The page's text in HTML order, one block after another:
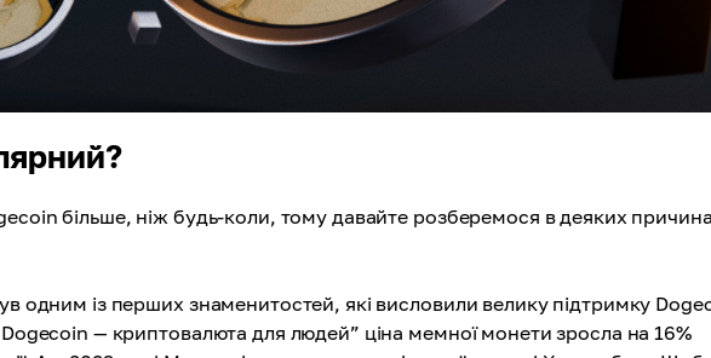
більше, ніж будь-коли, тому давайте розберемося в деяких
одним із перших знаменитостей, які висловили велику підтримку
— криптовалюта для людей” ціна мемної монети зросла на 16%